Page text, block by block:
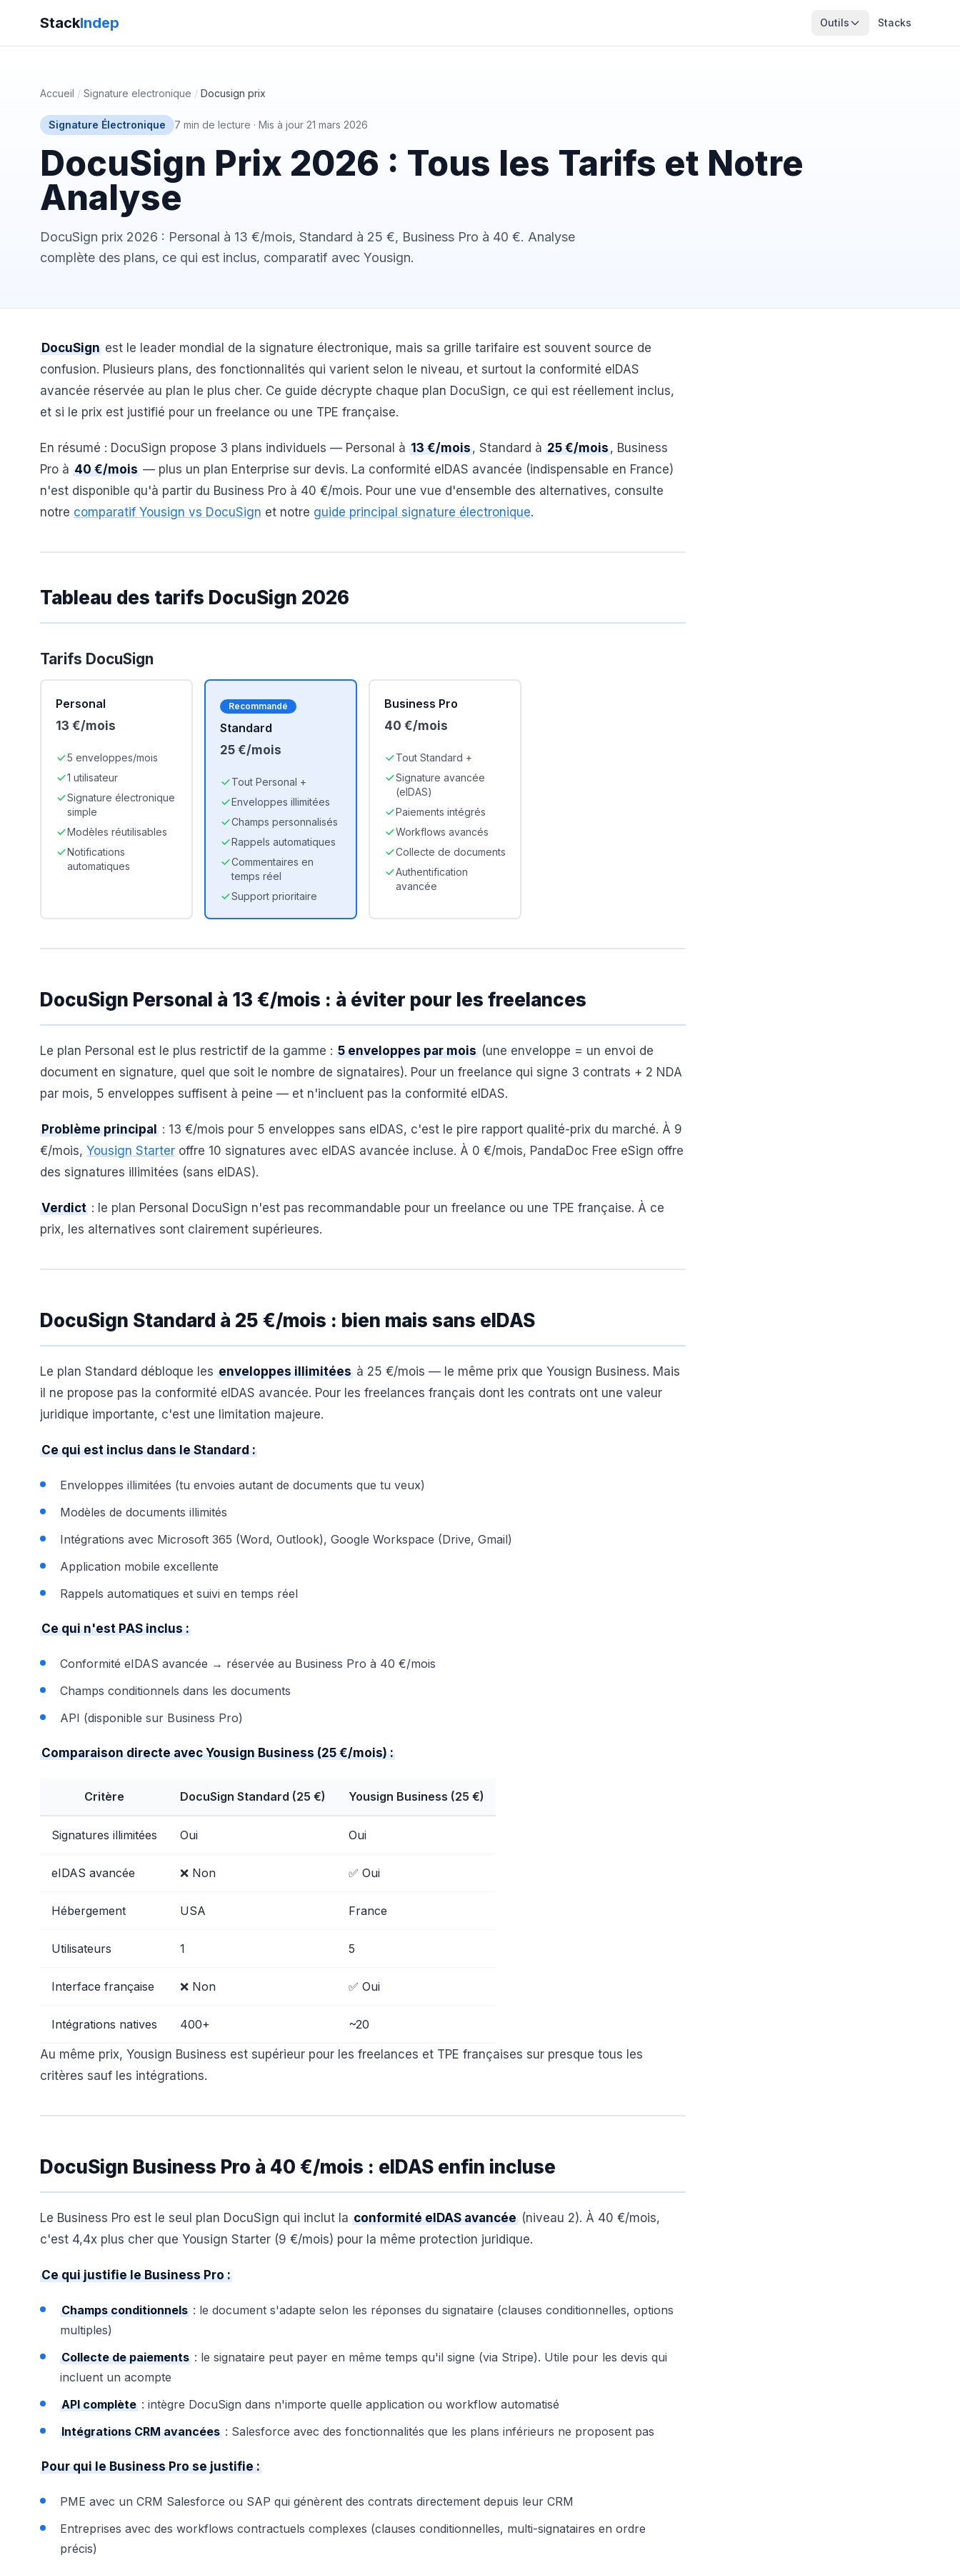
StackIndep Outils Stacks
Accueil / Signature electronique / Docusign prix
Signature Électronique 7 min de lecture · Mis à jour 21 mars 2026
DocuSign Prix 2026 : Tous les Tarifs et Notre
Analyse
DocuSign prix 2026 : Personal à 13 €/mois, Standard à 25 €, Business Pro à 40 €. Analyse
complète des plans, ce qui est inclus, comparatif avec Yousign.
DocuSign est le leader mondial de la signature électronique, mais sa grille tarifaire est souvent source de
confusion. Plusieurs plans, des fonctionnalités qui varient selon le niveau, et surtout la conformité eIDAS
avancée réservée au plan le plus cher. Ce guide décrypte chaque plan DocuSign, ce qui est réellement inclus,
et si le prix est justifié pour un freelance ou une TPE française.
En résumé : DocuSign propose 3 plans individuels — Personal à 13 €/mois, Standard à 25 €/mois, Business
Pro à 40 €/mois — plus un plan Enterprise sur devis. La conformité eIDAS avancée (indispensable en France)
n'est disponible qu'à partir du Business Pro à 40 €/mois. Pour une vue d'ensemble des alternatives, consulte
notre comparatif Yousign vs DocuSign et notre guide principal signature électronique.
Tableau des tarifs DocuSign 2026
Tarifs DocuSign
Personal
13 €/mois
5 enveloppes/mois
1 utilisateur
Signature électronique
simple
Modèles réutilisables
Notifications
automatiques
Recommandé
Standard
25 €/mois
Tout Personal +
Enveloppes illimitées
Champs personnalisés
Rappels automatiques
Commentaires en
temps réel
Support prioritaire
Business Pro
40 €/mois
Tout Standard +
Signature avancée
(eIDAS)
Paiements intégrés
Workflows avancés
Collecte de documents
Authentification
avancée
DocuSign Personal à 13 €/mois : à éviter pour les freelances
Le plan Personal est le plus restrictif de la gamme : 5 enveloppes par mois (une enveloppe = un envoi de
document en signature, quel que soit le nombre de signataires). Pour un freelance qui signe 3 contrats + 2 NDA
par mois, 5 enveloppes suffisent à peine — et n'incluent pas la conformité eIDAS.
Problème principal : 13 €/mois pour 5 enveloppes sans eIDAS, c'est le pire rapport qualité-prix du marché. À 9
€/mois, Yousign Starter offre 10 signatures avec eIDAS avancée incluse. À 0 €/mois, PandaDoc Free eSign offre
des signatures illimitées (sans eIDAS).
Verdict : le plan Personal DocuSign n'est pas recommandable pour un freelance ou une TPE française. À ce
prix, les alternatives sont clairement supérieures.
DocuSign Standard à 25 €/mois : bien mais sans eIDAS
Le plan Standard débloque les enveloppes illimitées à 25 €/mois — le même prix que Yousign Business. Mais
il ne propose pas la conformité eIDAS avancée. Pour les freelances français dont les contrats ont une valeur
juridique importante, c'est une limitation majeure.
Ce qui est inclus dans le Standard :
Enveloppes illimitées (tu envoies autant de documents que tu veux)
Modèles de documents illimités
Intégrations avec Microsoft 365 (Word, Outlook), Google Workspace (Drive, Gmail)
Application mobile excellente
Rappels automatiques et suivi en temps réel
Ce qui n'est PAS inclus :
Conformité eIDAS avancée → réservée au Business Pro à 40 €/mois
Champs conditionnels dans les documents
API (disponible sur Business Pro)
Comparaison directe avec Yousign Business (25 €/mois) :
Critère DocuSign Standard (25 €) Yousign Business (25 €)
Signatures illimitées Oui Oui
eIDAS avancée ❌ Non ✅ Oui
Hébergement USA France
Utilisateurs 1 5
Interface française ❌ Non ✅ Oui
Intégrations natives 400+ ~20
Au même prix, Yousign Business est supérieur pour les freelances et TPE françaises sur presque tous les
critères sauf les intégrations.
DocuSign Business Pro à 40 €/mois : eIDAS enfin incluse
Le Business Pro est le seul plan DocuSign qui inclut la conformité eIDAS avancée (niveau 2). À 40 €/mois,
c'est 4,4x plus cher que Yousign Starter (9 €/mois) pour la même protection juridique.
Ce qui justifie le Business Pro :
Champs conditionnels : le document s'adapte selon les réponses du signataire (clauses conditionnelles, options
multiples)
Collecte de paiements : le signataire peut payer en même temps qu'il signe (via Stripe). Utile pour les devis qui
incluent un acompte
API complète : intègre DocuSign dans n'importe quelle application ou workflow automatisé
Intégrations CRM avancées : Salesforce avec des fonctionnalités que les plans inférieurs ne proposent pas
Pour qui le Business Pro se justifie :
PME avec un CRM Salesforce ou SAP qui génèrent des contrats directement depuis leur CRM
Entreprises avec des workflows contractuels complexes (clauses conditionnelles, multi-signataires en ordre
précis)